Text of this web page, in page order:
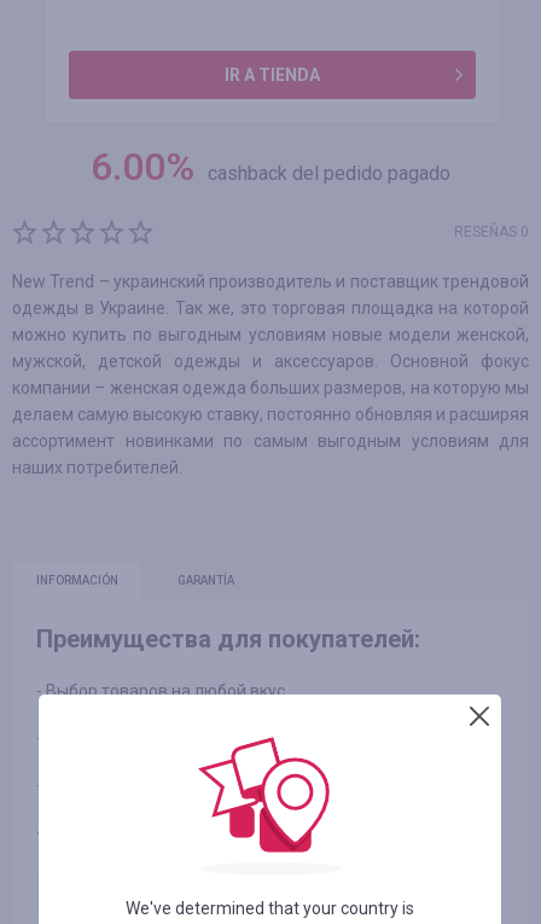
IR A TIENDA
6.00% cashback del pedido pagado
RESEÑAS 0
New Trend – украинский производитель и поставщик трендовой
одежды в Украине. Так же, это торговая площадка на которой
можно купить по выгодным условиям новые модели женской,
мужской, детской одежды и аксессуаров. Основной фокус
компании – женская одежда больших размеров, на которую мы
делаем самую высокую ставку, постоянно обновляя и расширяя
ассортимент новинками по самым выгодным условиям для
наших потребителей.
INFORMACIÓN GARANTÍA
Преимущества для покупателей:
- Выбор товаров на любой вкус
- Украинское производство
- Лучшие цены на рынке
- Трендовые и модные новинки
We've determined that your country is